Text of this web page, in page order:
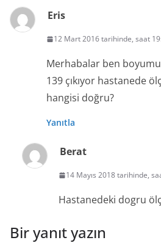
Eris
12 Mart 2016 tarihinde, saat
Merhabalar ben
139 çıkıyor hastanede
hangisi doğru?
Yanıtla
Berat
14 Mayıs 2018 tarihinde,
Hastanedeki dogru
Bir yanıt yazın